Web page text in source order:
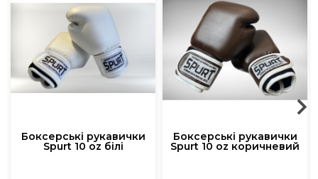
Боксерські рукавички
Spurt 10 oz білі
Боксерські рукавички
Spurt 10 oz коричневий